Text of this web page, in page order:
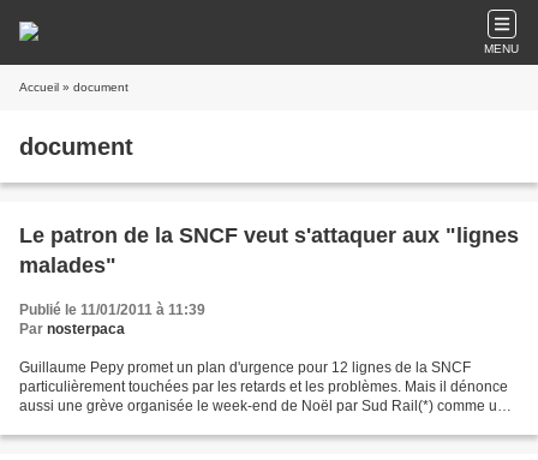
MENU
Accueil » document
document
Le patron de la SNCF veut s'attaquer aux "lignes
malades"
Publié le 11/01/2011 à 11:39
Par nosterpaca
Guillaume Pepy promet un plan d'urgence pour 12 lignes de la SNCF
particulièrement touchées par les retards et les problèmes. Mais il dénonce
aussi une grève organisée le week-end de Noël par Sud Rail(*) comme une